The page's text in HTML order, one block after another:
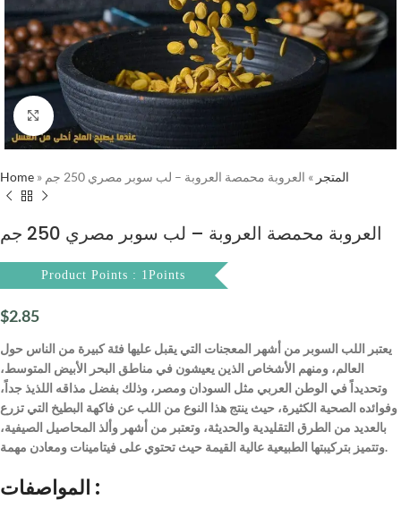
Click to enlarge
Home » المتجر » العروبة محمصة العروبة – لب سوبر مصري 250 جم
العروبة محمصة العروبة – لب سوبر مصري 250 جم
Product Points : 1Points
$2.85
يعتبر اللب السوبر من أشهر المعجنات التي يقبل عليها فئة كبيرة من الناس حول
العالم، ومنهم الأشخاص الذين يعيشون في مناطق البحر الأبيض المتوسط،
وتحديداً في الوطن العربي مثل السودان ومصر، وذلك بفضل مذاقه اللذيذ جداً،
وفوائده الصحية الكثيرة، حيث ينتج هذا النوع من اللب عن فاكهة البطيخ التي تزرع
بالعديد من الطرق التقليدية والحديثة، وتعتبر من أشهر وألذ المحاصيل الصيفية،
وتتميز بتركيبتها الطبيعية عالية القيمة حيث تحتوي على فيتامينات ومعادن مهمة.
المواصفات :